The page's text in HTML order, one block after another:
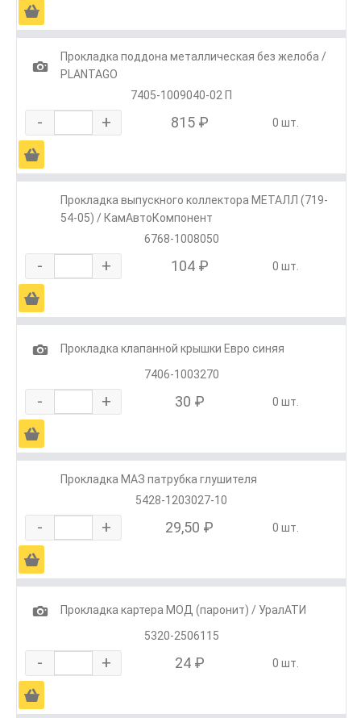
Ä
1
Прокладка поддона металлическая без желоба /
PLANTAGO
7405-1009040-02 П
- + 815 ₽ 0 шт.
Ä
Прокладка выпускного коллектора МЕТАЛЛ (719-
54-05) / КамАвтоКомпонент
6768-1008050
- + 104 ₽ 0 шт.
Ä
1
Прокладка клапанной крышки Евро синяя
7406-1003270
- + 30 ₽ 0 шт.
Ä
Прокладка МАЗ патрубка глушителя
5428-1203027-10
- + 29,50 ₽ 0 шт.
Ä
1
Прокладка картера МОД (паронит) / УралАТИ
5320-2506115
- + 24 ₽ 0 шт.
Ä